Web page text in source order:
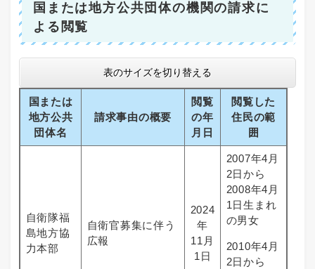
国または地方公共団体の機関の請求に
よる閲覧
表のサイズを切り替える
国または
地方公共
団体名
請求事由の概要
閲覧
の年
月日
閲覧した
住民の範
囲
自衛隊福
島地方協
力本部
自衛官募集に伴う
広報
2024
年
11月
1日
2007年4月
2日から
2008年4月
1日生まれ
の男女
2010年4月
2日から